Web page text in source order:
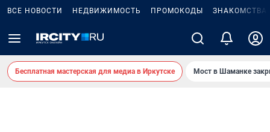
ВСЕ НОВОСТИ НЕДВИЖИМОСТЬ ПРОМОКОДЫ ЗНАКОМСТВА
Бесплатная мастерская для медиа в Иркутске Мост в Шаманке